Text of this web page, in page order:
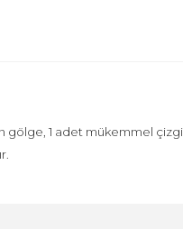
gölge, 1 adet mükemmel çizgi